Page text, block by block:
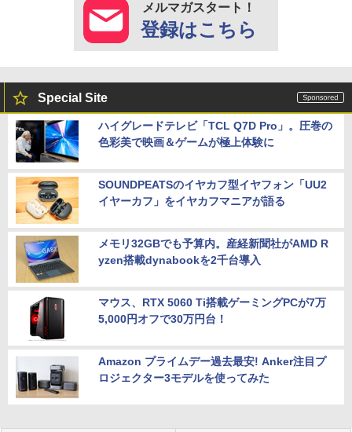
メルマガスタート！
登録はこちら
Special Site
ハイグレードテレビ「TCL Q7D Pro」。圧巻の
色彩美で映画＆ゲームが極上体験に
SOUNDPEATSのイヤカフ型イヤフォン「UU2
イヤーカフ」をイヤカフマニアが語る
メモリ32GBでも予算内。産経新聞社がAMD R
yzen搭載dynabookを2千台導入
マウス、RTX 5060 Ti搭載ゲーミングPCが7万
5,000円オフで30万円台！
Amazon プライムデー過去最安! Anker注目プ
ロジェクター3モデルを使ってみた